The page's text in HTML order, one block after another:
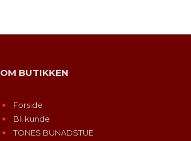
OM BUTIKKEN
Forside
Bli kunde
TONES BUNADSTUE